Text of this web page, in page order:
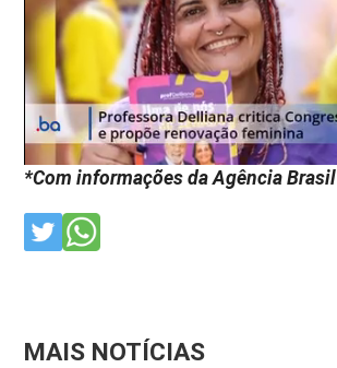
*Com informações da Agência Brasil
MAIS NOTÍCIAS